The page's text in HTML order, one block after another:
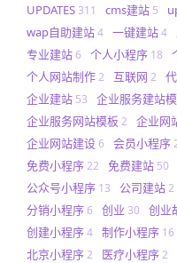
UPDATES 311 cms建站 5
wap自助建站4 一键建站4
专业建站6 个人小程序 18
个人网站制作2 互联网 2
企业建站 53 企业服务建站
企业服务网站模板 2 企业网
企业网站建设6 会员小程序
免费小程序22 免费建站 50
公众号小程序 13 公司建站2
分销小程序6 创业 30 创业
创建小程序4 制作小程序 16
北京小程序2 医疗小程序2